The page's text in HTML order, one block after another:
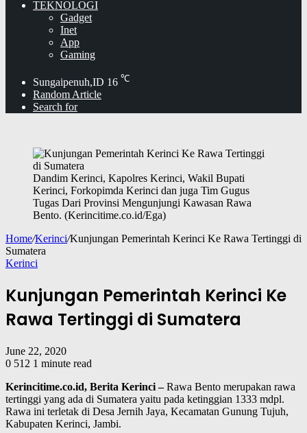
TEKNOLOGI
Gadget
Inet
App
Gaming
Sungaipenuh,ID 16 ℃
Random Article
Search for
Dandim Kerinci, Kapolres Kerinci, Wakil Bupati
Kerinci, Forkopimda Kerinci dan juga Tim Gugus
Tugas Dari Provinsi Mengunjungi Kawasan Rawa
Bento. (Kerincitime.co.id/Ega)
Home/Kerinci/Kunjungan Pemerintah Kerinci Ke Rawa Tertinggi di
Sumatera
Kerinci
Kunjungan Pemerintah Kerinci Ke
Rawa Tertinggi di Sumatera
June 22, 2020
0 512 1 minute read
Kerincitime.co.id, Berita Kerinci –Rawa Bento merupakan rawa
tertinggi yang ada di Sumatera yaitu pada ketinggian 1333 mdpl.
Rawa ini terletak di Desa Jernih Jaya, Kecamatan Gunung Tujuh,
Kabupaten Kerinci, Jambi.